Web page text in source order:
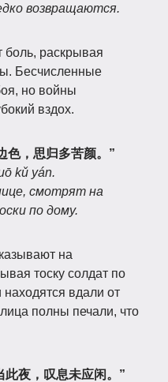
возвращаются.
раскрывая
Бесчисленные
но войны
вздох.
色，思归多苦颜。”
kǔ yán.
смотрят на
по дому.
на
тоску солдат по
вдали от
полны печали, что
夜，叹息未应闲。”